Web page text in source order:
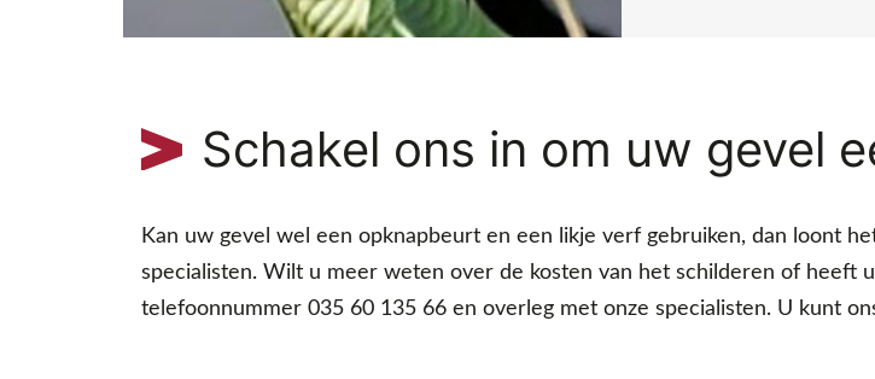
Schakel ons in om uw gevel
Kan uw gevel wel een opknapbeurt en een likje verf gebruiken, dan loont
specialisten. Wilt u meer weten over de kosten van het schilderen of heeft
telefoonnummer 035 60 135 66 en overleg met onze specialisten. U kunt